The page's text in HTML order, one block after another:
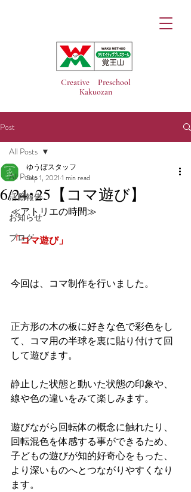
Creative Preschool
Kakuozan
Post
All Posts
活動報告
お知らせ
ブログ
All Posts
6/24･25【コマ遊び】
ゆうぼスタッフ
Sep 1, 2021 1 min read
≪アトリエの時間≫
「コマ遊び」
今回は、コマ制作を行いました。
正方形の木の板に好きな色で彩色をし
て、コマ用の半球を裏に貼り付けて回
して遊びます。
静止した状態と動いた状態の印象や、
線や色の違いをみて楽しみます。
遊びながら回転体の概念に触れたり、
回転混色を体感する事ができるため、
子どもの遊びが知的好奇心をもった、
より深いものへとつながりやすくなり
ます。